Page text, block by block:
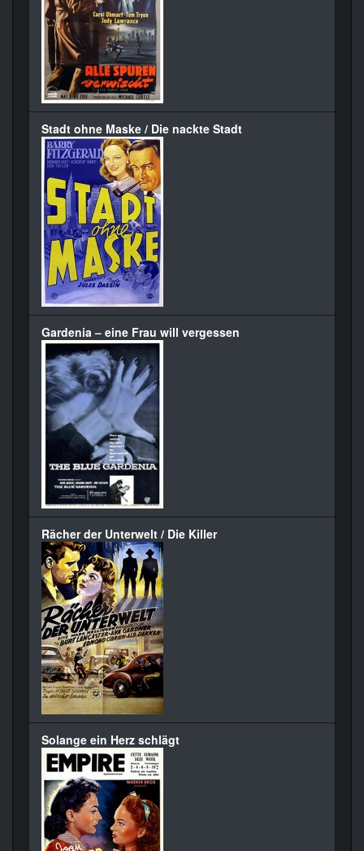
Stadt ohne Maske / Die nackte Stadt
Gardenia – eine Frau will vergessen
Rächer der Unterwelt / Die Killer
Solange ein Herz schlägt